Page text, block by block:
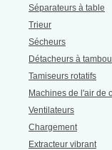
Séparateurs à table
Trieur
Sécheurs
Détacheurs à
Tamiseurs rotatifs
Machines de l'air de
Ventilateurs
Chargement
Extracteur vibrant